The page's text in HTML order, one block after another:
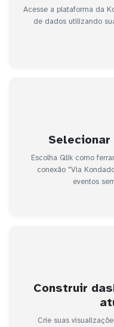
Acesse a plataforma da
de dados utilizando
Escolha Qlik como
conexão "Via
eventos
Construir
Crie suas